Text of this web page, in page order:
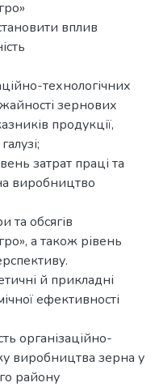
вплив
технологічних
зернових
продукції,
затрат праці та
виробництво
та обсягів
а також рівень
й прикладні
ефективності
організаційно-
виробництва зерна у
району